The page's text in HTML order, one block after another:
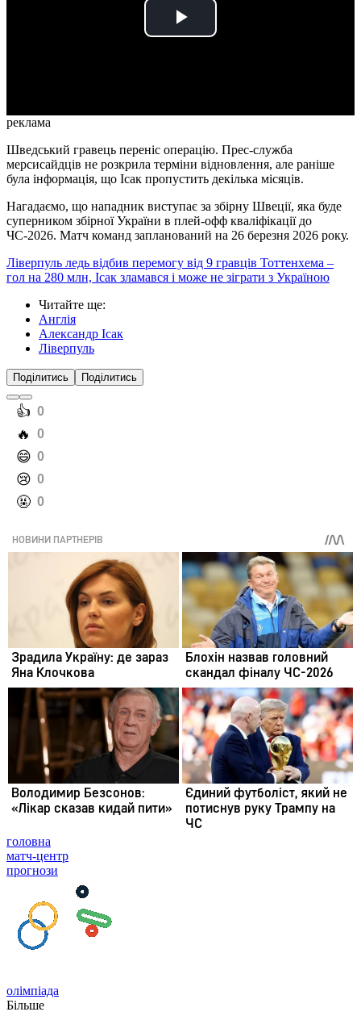
Play
реклама
Шведський гравець переніс операцію. Прес-служба
мерсисайдців не розкрила терміни відновлення, але раніше
була інформація, що Ісак пропустить декілька місяців.
Нагадаємо, що нападник виступає за збірну Швеції, яка буде
суперником збірної України в плей-офф кваліфікації до
ЧС-2026. Матч команд запланований на 26 березня 2026 року.
Ліверпуль ледь відбив перемогу від 9 гравців Тоттенхема –
гол на 280 млн, Ісак зламався і може не зіграти з Україною
Читайте ще:
Англія
Александр Ісак
Ліверпуль
Поділитись Поділитись
️👍 0
️🔥 0
️😄 0
️😢 0
️🤬 0
головна
матч-центр
прогнози
олімпіада
Більше